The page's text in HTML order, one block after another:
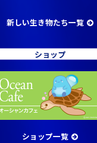
新しい生き物たち一覧
ショップ
ショップ一覧